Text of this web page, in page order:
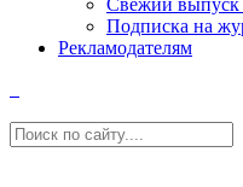
Свежий выпуск
Подписка на
Рекламодателям